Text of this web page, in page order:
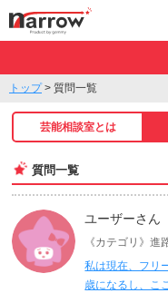
トップ> 質問一覧
芸能相談室とは
質問一覧
ユーザーさん
《カテゴリ》進
私は現在、フリ
歳になるし、こ